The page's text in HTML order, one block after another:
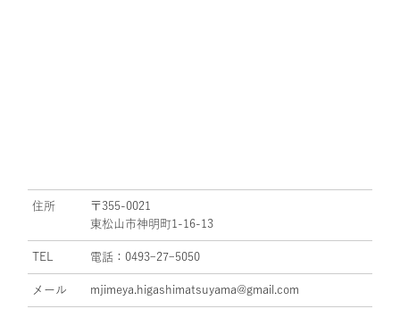
住所
〒355-0021
東松山市神明町1-16-13
TEL 電話：0493ｰ27ｰ5050
メール mjimeya.higashimatsuyama@gmail.com